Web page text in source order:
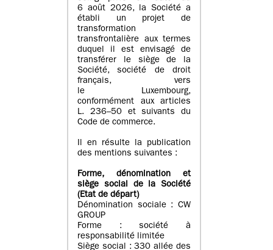
6 août 2026, la Société a
établi un projet de
transformation
transfrontalière aux termes
duquel il est envisagé de
transférer le siège de la
Société, société de droit
français, vers
le Luxembourg,
conformément aux articles
L. 236–50 et suivants du
Code de commerce.
Il en résulte la publication
des mentions suivantes :
Forme, dénomination et
siège social de la Société
(Etatde départ)
Dénomination sociale : CW
GROUP
Forme : société à
responsabilité limitée
Siège social : 330 allée des